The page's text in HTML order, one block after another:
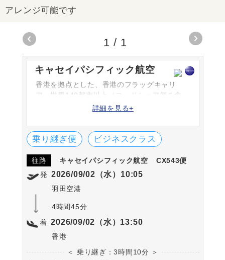
アレンジ可能です
キャセイパシフィック航空
香港を拠点とした、香港のフラッグキャリ
ア。世界140都市以上（コードシェア便を含
む）を結ぶ大きなネットワークを持っていま
り、サービス面も高い評価を受けています。
詳細を見る+
乗り継ぎ便 ビジネスクラス
往路 キャセイパシフィック航空
CX543便
発 2026/09/02（水）10:05
羽田空港
4時間45分
着 2026/09/02（水）13:50
香港
＜ 乗り継ぎ：3時間10分 ＞
1 / 1